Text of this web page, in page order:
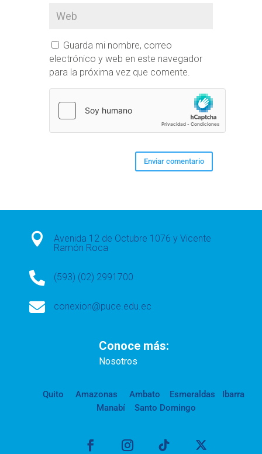
Guarda mi nombre, correo
electrónico y web en este navegador
para la próxima vez que comente.

Avenida 12 de Octubre 1076 y Vicente
Ramón Roca
 (593) (02) 2991700
 conexion@puce.edu.ec
Conoce más:
Nosotros
Quito Amazonas Ambato Esmeraldas
Ibarra
Manabí
Santo Domingo